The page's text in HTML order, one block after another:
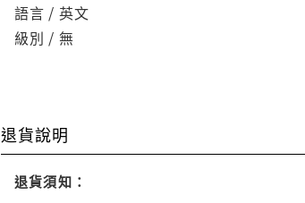
語言 / 英文
級別 / 無
退貨說明
退貨須知：